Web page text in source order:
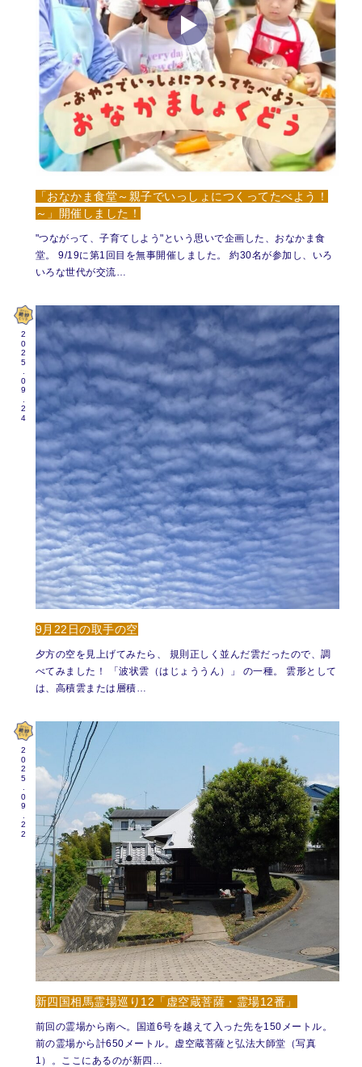
「おなかま食堂～親子でいっしょにつくってたべよう！
～」開催しました！
"つながって、子育てしよう"という思いで企画した、おなかま食
堂。 9/19に第1回目を無事開催しました。 約30名が参加し、いろ
いろな世代が交流…
2025.09.24
9月22日の取手の空
夕方の空を見上げてみたら、 規則正しく並んだ雲だったので、調
べてみました！ 「波状雲（はじょううん）」 の一種。 雲形として
は、高積雲または層積…
2025.09.22
新四国相馬霊場巡り12「虚空蔵菩薩・霊場12番」
前回の霊場から南へ。国道6号を越えて入った先を150メートル。
前の霊場から計650メートル。虚空蔵菩薩と弘法大師堂（写真
1）。ここにあるのが新四…